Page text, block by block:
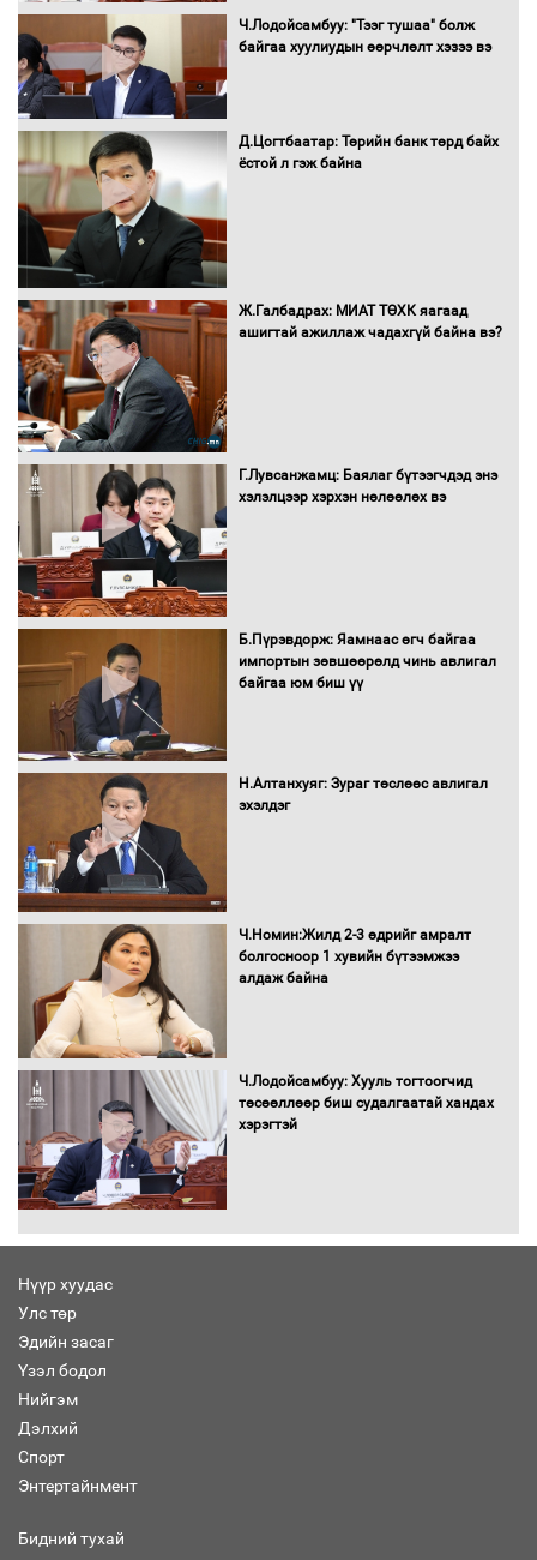
Сайд нар төсвөө хэрхэн зарцуулах вэ?
Засгийн газрын ээлжит хуралдаан
Автомашинд улсын дугаарын тэгш,
сондгойгоор шатахуун олгоно
татвар ногдуулахгүй байх эрх зүйн
орчныг бүрдүүллээ
баримт
30 хоногийн хугацаатай үүрэг өглөө
өгөхөөр болов
Ч.Лодойсамбуу: "Тээг тушаа" болж
байгаа хуулиудын өөрчлөлт хэзээ вэ
Д.Цогтбаатар: Төрийн банк төрд байх
ёстой л гэж байна
Ж.Галбадрах: МИАТ ТӨХК яагаад
ашигтай ажиллаж чадахгүй байна вэ?
Г.Лувсанжамц: Баялаг бүтээгчдэд энэ
хэлэлцээр хэрхэн нөлөөлөх вэ
Б.Пүрэвдорж: Яамнаас өгч байгаа
импортын зөвшөөрөлд чинь авлигал
байгаа юм биш үү
Н.Алтанхуяг: Зураг төслөөс авлигал
эхэлдэг
Ч.Номин:Жилд 2-3 өдрийг амралт
болгосноор 1 хувийн бүтээмжээ
алдаж байна
Ч.Лодойсамбуу: Хууль тогтоогчид
төсөөллөөр биш судалгаатай хандах
хэрэгтэй
Нүүр хуудас
Улс төр
Эдийн засаг
Үзэл бодол
Нийгэм
Дэлхий
Спорт
Энтертайнмент
Бидний тухай